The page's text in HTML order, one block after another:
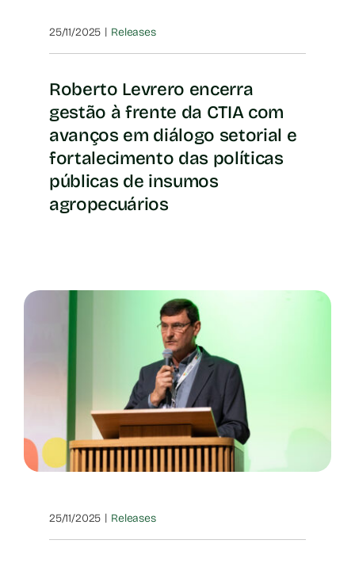
25/11/2025 | Releases
Roberto Levrero encerra
gestão à frente da CTIA com
avanços em diálogo setorial e
fortalecimento das políticas
públicas de insumos
agropecuários
25/11/2025 | Releases